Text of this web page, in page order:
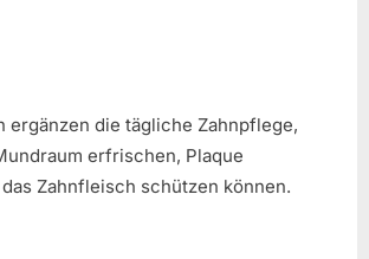
ergänzen die tägliche Zahnpflege,
erfrischen, Plaque
Zahnfleisch schützen können.